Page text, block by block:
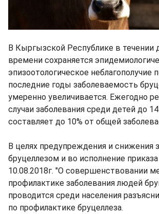
В Кыргызской Республике в течении
времени сохраняется
эпизоотологическое неблагополучие
последние годы заболеваемость
умеренно увеличивается. Ежегодно
случаи заболевания среди детей до
составляет до 10% от общей
В целях предупреждения и снижения
бруцеллезом и во исполнение
10.08.2018г. "О совершенствовании
профилактике заболевания людей
проводится среди населения
по профилактике бруцеллеза.